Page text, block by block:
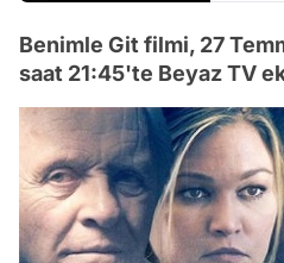
Benimle Git filmi, 27
saat 21:45'te Beyaz TV